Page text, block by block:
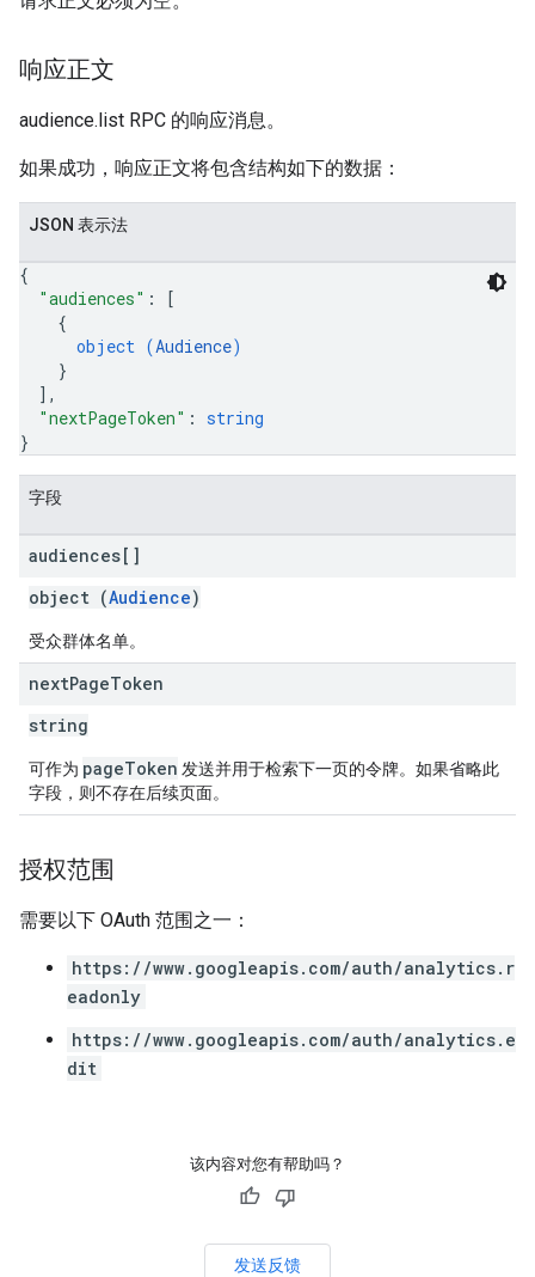
响应正文
audience.list RPC 的响应消息。
如果成功，响应正文将包含结构如下的数据：
JSON 表示法
{
"audiences" :
[
{
object (Audience)
}
] ,
"nextPageToken" : string
}
字段
audiences[]
object (Audience)
受众群体名单。
nextPageToken
string
可作为 pageToken 发送并用于检索下一页的令牌。如果省略此
字段，则不存在后续页面。
授权范围
需要以下 OAuth 范围之一：
https://www.googleapis.com/auth/analytics.r
eadonly
https://www.googleapis.com/auth/analytics.e
dit
该内容对您有帮助吗？
发送反馈